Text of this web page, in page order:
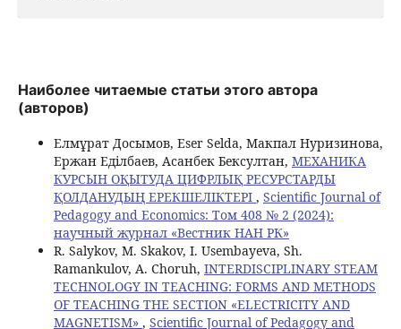
Наиболее читаемые статьи этого автора
(авторов)
Елмұрат Досымов, Eser Selda, Макпал Нуризинова,
Ержан Еділбаев, Асанбек Бексултан, МЕХАНИКА
КУРСЫН ОҚЫТУДА ЦИФРЛЫҚ РЕСУРСТАРДЫ
ҚОЛДАНУДЫҢ ЕРЕКШЕЛІКТЕРІ , Scientific Journal of
Pedagogy and Economics: Том 408 № 2 (2024):
научный журнал «Вестник НАН РК»
R. Salykov, M. Skakov, I. Usembayeva, Sh.
Ramankulov, A. Choruh, INTERDISCIPLINARY STEAM
TECHNOLOGY IN TEACHING: FORMS AND METHODS
OF TEACHING THE SECTION «ELECTRICITY AND
MAGNETISM» , Scientific Journal of Pedagogy and